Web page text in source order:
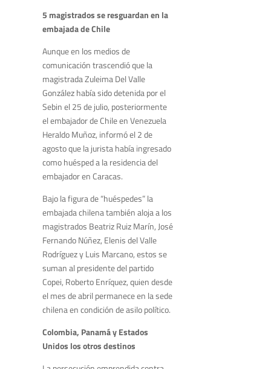
5 magistrados se resguardan en la
embajada de Chile
Aunque en los medios de
comunicación trascendió que la
magistrada Zuleima Del Valle
González había sido detenida por el
Sebin el 25 de julio, posteriormente
el embajador de Chile en Venezuela
Heraldo Muñoz, informó el 2 de
agosto que la jurista había ingresado
como huésped a la residencia del
embajador en Caracas.
Bajo la figura de “huéspedes” la
embajada chilena también aloja a los
magistrados Beatriz Ruiz Marín, José
Fernando Núñez, Elenis del Valle
Rodríguez y Luis Marcano, estos se
suman al presidente del partido
Copei, Roberto Enríquez, quien desde
el mes de abril permanece en la sede
chilena en condición de asilo político.
Colombia, Panamá y Estados
Unidos los otros destinos